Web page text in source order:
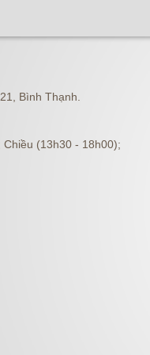
Bình Thạnh.
(13h30 - 18h00);